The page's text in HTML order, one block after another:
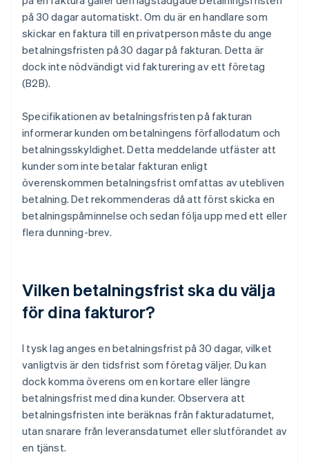
på 30 dagar automatiskt. Om du är en handlare som
skickar en faktura till en privatperson måste du ange
betalningsfristen på 30 dagar på fakturan. Detta är
dock inte nödvändigt vid fakturering av ett företag
(B2B).
Specifikationen av betalningsfristen på fakturan
informerar kunden om betalningens förfallodatum och
betalningsskyldighet. Detta meddelande utfäster att
kunder som inte betalar fakturan enligt
överenskommen betalningsfrist omfattas av utebliven
betalning. Det rekommenderas då att först skicka en
betalningspåminnelse och sedan följa upp med ett eller
flera dunning-brev.
Vilken betalningsfrist ska du välja
för dina fakturor?
I tysk lag anges en betalningsfrist på 30 dagar, vilket
vanligtvis är den tidsfrist som företag väljer. Du kan
dock komma överens om en kortare eller längre
betalningsfrist med dina kunder. Observera att
betalningsfristen inte beräknas från fakturadatumet,
utan snarare från leveransdatumet eller slutförandet av
en tjänst.